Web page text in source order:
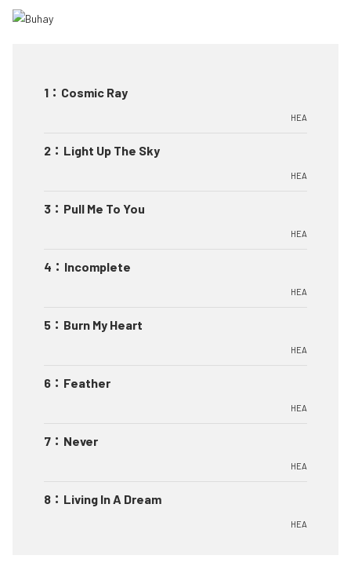
1 ： Cosmic Ray
HEA
2 ： Light Up The Sky
HEA
3 ： Pull Me To You
HEA
4 ： Incomplete
HEA
5 ： Burn My Heart
HEA
6 ： Feather
HEA
7 ： Never
HEA
8 ： Living In A Dream
HEA